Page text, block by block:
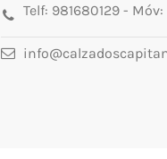
Telf: 981680129- Móv: